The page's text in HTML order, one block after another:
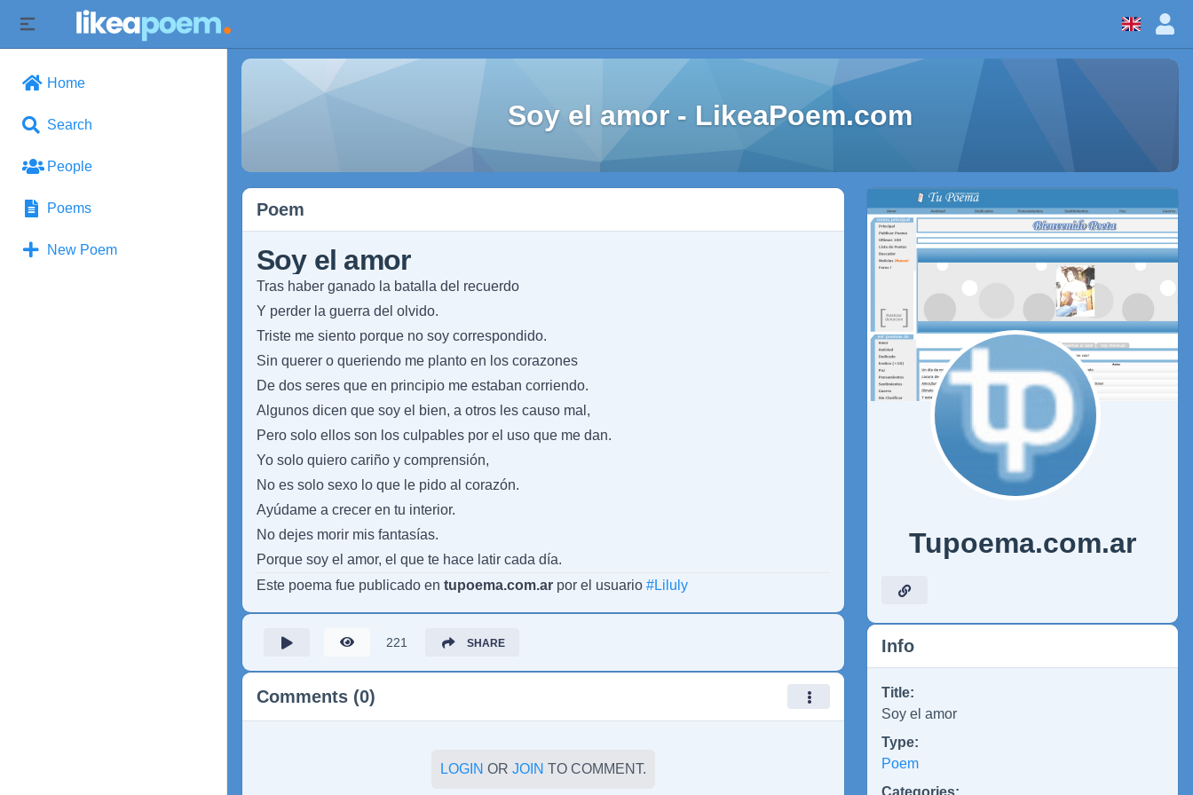
Home
Search
People
Poems
New Poem
Soy el amor - LikeaPoem.com
Poem
Soy el amor
Tras haber ganado la batalla del recuerdo
Y perder la guerra del olvido.
Triste me siento porque no soy correspondido.
Sin querer o queriendo me planto en los corazones
De dos seres que en principio me estaban corriendo.
Algunos dicen que soy el bien, a otros les causo mal,
Pero solo ellos son los culpables por el uso que me dan.
Yo solo quiero cariño y comprensión,
No es solo sexo lo que le pido al corazón.
Ayúdame a crecer en tu interior.
No dejes morir mis fantasías.
Porque soy el amor, el que te hace latir cada día.
Este poema fue publicado en tupoema.com.ar por el usuario #Liluly
221 SHARE
Comments (0)
LOGIN OR JOIN TO COMMENT.
Tupoema.com.ar
Info
Title:
Soy el amor
Type:
Poem